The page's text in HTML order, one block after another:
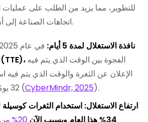
للتطوير، مما يزيد من الطلب على عمليات
اتجاهات الصناعة إلى أن نوافذ الدفاع تتقلص.
نافذة الاستغلال لمدة 5 أيام:
في عام 2025، انخفض متوسط
الوقت للاستغلال (TTE)،
الإعلان عن الثغرة والوقت الذي يتم فيه
32 يومًا إلى 5 أيام فقط (CyberMindr, 2025).
ارتفاع الاستغلال: استخدام الثغرات